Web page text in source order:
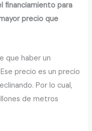
financiamiento para
precio que
que haber un
precio es un precio
Por lo cual,
de metros